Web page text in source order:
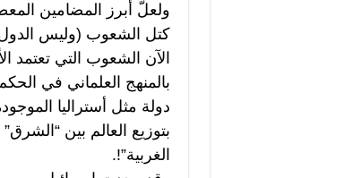
ولعلّ أبرز المضامين
كتل الشعوب (وليس
الآن الشعوب التي تعتمد
بالمنهج العلماني في
دولة مثل أستراليا
بتوزيع العالم بين
الغربية”!.